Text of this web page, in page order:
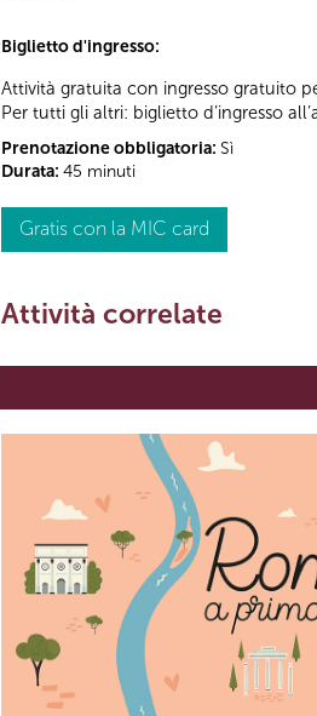
Biglietto d'ingresso:
Attività gratuita con ingresso gratuito
Per tutti gli altri: biglietto d’ingresso
Prenotazione obbligatoria: Sì
Durata: 45 minuti
Gratis con la MIC card
Attività correlate